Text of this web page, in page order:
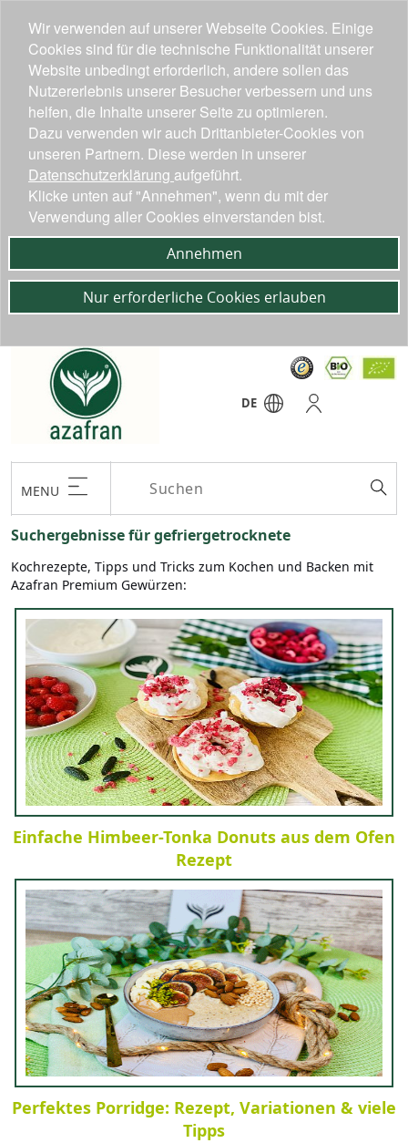
DE
MENU
Suchergebnisse für gefriergetrocknete
Kochrezepte, Tipps und Tricks zum Kochen und Backen mit
Azafran Premium Gewürzen:
Einfache Himbeer-Tonka Donuts aus dem Ofen
Rezept
Perfektes Porridge: Rezept, Variationen & viele
Tipps
Wir verwenden auf unserer Webseite Cookies. Einige
Cookies sind für die technische Funktionalität unserer
Website unbedingt erforderlich, andere sollen das
Nutzererlebnis unserer Besucher verbessern und uns
helfen, die Inhalte unserer Seite zu optimieren.
Dazu verwenden wir auch Drittanbieter-Cookies von
unseren Partnern. Diese werden in unserer
Datenschutzerklärung aufgeführt.
Klicke unten auf "Annehmen", wenn du mit der
Verwendung aller Cookies einverstanden bist.
Annehmen
Nur erforderliche Cookies erlauben